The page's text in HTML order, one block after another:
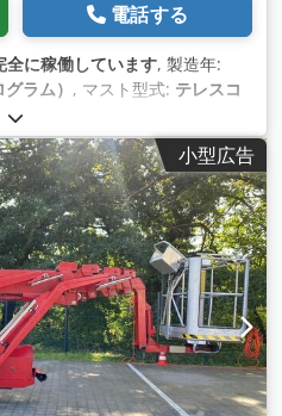
電話する
全に稼働しています, 製造年:
ラム） , マスト型式: テレスコ
量:
mm, 輸送高さ:1,990 mm,
小型広告